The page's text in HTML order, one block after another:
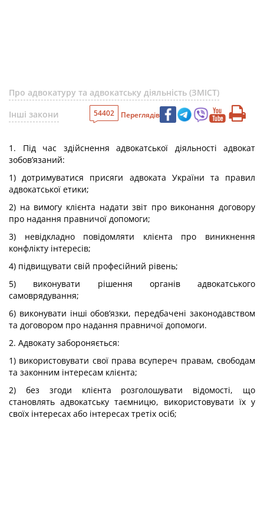
Про адвокатуру та адвокатську діяльність (ЗМІСТ)
Інші закони
54402 Переглядів
1. Під час здійснення адвокатської діяльності адвокат
зобов’язаний:
1) дотримуватися присяги адвоката України та правил
адвокатської етики;
2) на вимогу клієнта надати звіт про виконання договору
про надання правничої допомоги;
3) невідкладно повідомляти клієнта про виникнення
конфлікту інтересів;
4) підвищувати свій професійний рівень;
5) виконувати рішення органів адвокатського
самоврядування;
6) виконувати інші обов’язки, передбачені законодавством
та договором про надання правничої допомоги.
2. Адвокату забороняється:
1) використовувати свої права всупереч правам, свободам
та законним інтересам клієнта;
2) без згоди клієнта розголошувати відомості, що
становлять адвокатську таємницю, використовувати їх у
своїх інтересах або інтересах третіх осіб;